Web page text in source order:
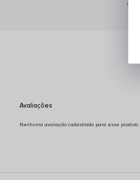
Nenhuma avaliação cadastrada para esse produto.